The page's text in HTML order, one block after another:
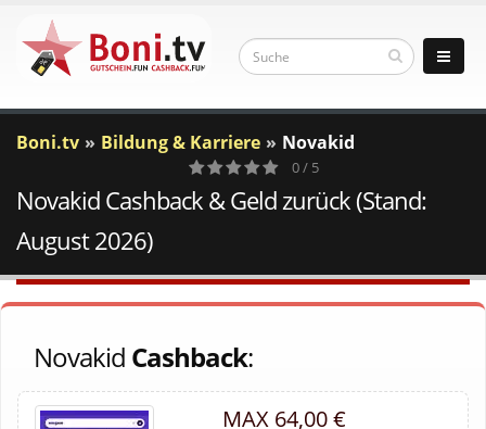
Boni.tv Bildung & Karriere Novakid
0
Votes
0 / 5
Novakid Cashback & Geld zurück (Stand:
August 2026)
Novakid Cashback:
MAX 64,00 €